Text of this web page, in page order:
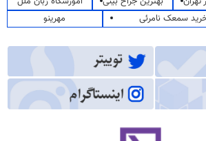
سمعک نامرئی
مهرینو